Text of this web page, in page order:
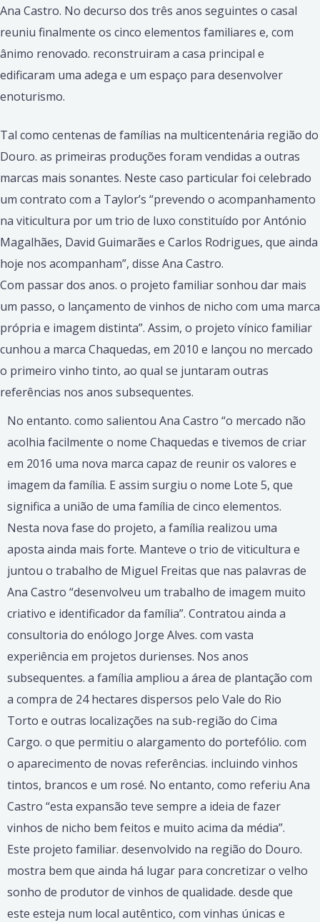
Ana Castro. No decurso dos três anos seguintes o casal
reuniu finalmente os cinco elementos familiares e, com
ânimo renovado. reconstruiram a casa principal e
edificaram uma adega e um espaço para desenvol­ver
enoturismo.
Tal como centenas de famílias na multicentenária região do
Douro. as primeiras produções foram vendidas a outras
marcas mais sonantes. Neste caso particular foi celebrado
um contrato com a Taylor’s “preven­do o acompanhamento
na viticultura por um trio de luxo constituído por António
Magalhães, David Guimarães e Carlos Rodrigues, que ain­da
hoje nos acompanham”, disse Ana Castro.
Com passar dos anos. o projeto familiar sonhou dar mais
um passo, o lançamento de vinhos de nicho com uma marca
própria e imagem dis­tinta”. Assim, o projeto vínico familiar
cunhou a marca Chaquedas, em 2010 e lançou no mercado
o primeiro vinho tinto, ao qual se juntaram outras
referências nos anos subsequentes.
No entanto. como salientou Ana Castro “o mercado não
acolhia facil­mente o nome Chaquedas e tivemos de criar
em 2016 uma nova marca capaz de reunir os valores e
imagem da família. E assim surgiu o nome Lote 5, que
significa a união de uma família de cinco elementos.
Nesta nova fase do projeto, a família realizou uma
aposta ainda mais forte. Manteve o trio de viticultura e
juntou o trabalho de Miguel Freitas que nas palavras de
Ana Castro “desenvolveu um trabalho de imagem muito
criativo e identificador da família”. Contratou ainda a
consultoria do enólogo Jorge Alves. com vasta
experiência em projetos durienses. Nos anos
subsequentes. a família ampliou a área de plantação com
a compra de 24 hectares dispersos pelo Vale do Rio
Torto e outras localiza­ções na sub-região do Cima
Cargo. o que permitiu o alargamento do por­tefólio. com
o aparecimento de novas referências. incluindo vinhos
tin­tos, brancos e um rosé. No entanto, como referiu Ana
Castro “esta expansão teve sempre a ideia de fazer
vinhos de nicho bem feitos e mui­to acima da média”.
Este projeto familiar. desenvolvido na região do Douro.
mostra bem que ainda há lugar para concretizar o velho
sonho de produtor de vinhos de qualidade. desde que
este esteja num local autêntico, com vinhas únicas e